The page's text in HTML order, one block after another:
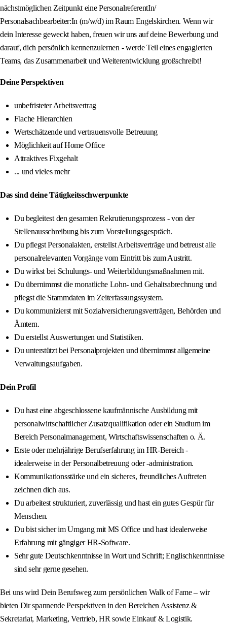
nächstmöglichen Zeitpunkt eine PersonalreferentIn/
Personalsachbearbeiter:In (m/w/d) im Raum Engelskirchen. Wenn wir
dein Interesse geweckt haben, freuen wir uns auf deine Bewerbung und
darauf, dich persönlich kennenzulernen - werde Teil eines engagierten
Teams, das Zusammenarbeit und Weiterentwicklung großschreibt!
Deine Perspektiven
unbefristeter Arbeitsvertrag
Flache Hierarchien
Wertschätzende und vertrauensvolle Betreuung
Möglichkeit auf Home Office
Attraktives Fixgehalt
... und vieles mehr
Das sind deine Tätigkeitsschwerpunkte
Du begleitest den gesamten Rekrutierungsprozess - von der
Stellenausschreibung bis zum Vorstellungsgespräch.
Du pflegst Personalakten, erstellst Arbeitsverträge und betreust alle
personalrelevanten Vorgänge vom Eintritt bis zum Austritt.
Du wirkst bei Schulungs- und Weiterbildungsmaßnahmen mit.
Du übernimmst die monatliche Lohn- und Gehaltsabrechnung und
pflegst die Stammdaten im Zeiterfassungssystem.
Du kommunizierst mit Sozialversicherungsverträgen, Behörden und
Ämtern.
Du erstellst Auswertungen und Statistiken.
Du unterstützt bei Personalprojekten und übernimmst allgemeine
Verwaltungsaufgaben.
Dein Profil
Du hast eine abgeschlossene kaufmännische Ausbildung mit
personalwirtschaftlicher Zusatzqualifikation oder ein Studium im
Bereich Personalmanagement, Wirtschaftswissenschaften o. Ä.
Erste oder mehrjährige Berufserfahrung im HR-Bereich -
idealerweise in der Personalbetreuung oder -administration.
Kommunikationsstärke und ein sicheres, freundliches Auftreten
zeichnen dich aus.
Du arbeitest strukturiert, zuverlässig und hast ein gutes Gespür für
Menschen.
Du bist sicher im Umgang mit MS Office und hast idealerweise
Erfahrung mit gängiger HR-Software.
Sehr gute Deutschkenntnisse in Wort und Schrift; Englischkenntnisse
sind sehr gerne gesehen.
Bei uns wird Dein Berufsweg zum persönlichen Walk of Fame – wir
bieten Dir spannende Perspektiven in den Bereichen Assistenz &
Sekretariat, Marketing, Vertrieb, HR sowie Einkauf & Logistik.